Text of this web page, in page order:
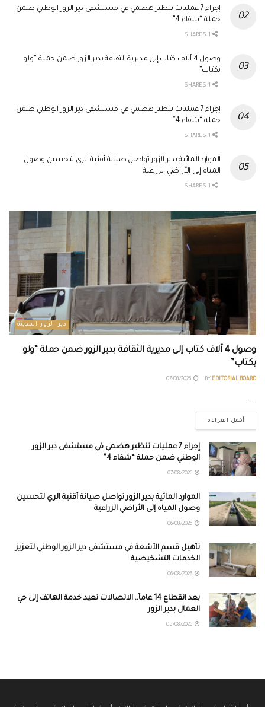
إجراء 7 عمليات تنظير هضمي في مستشفى دير الزور الوطني ضمن
حملة “شفاء 4”
وصول 4 آلاف كتاب إلى مديرية الثقافة بدير الزور ضمن حملة “ولو
بكتاب”
إجراء 7 عمليات تنظير هضمي في مستشفى دير الزور الوطني ضمن
حملة “شفاء 4”
الموارد المائية بدير الزور تواصل صيانة أقنية الري لتحسين وصول
المياه إلى الأراضي الزراعية
دير الزور المدينة
وصول 4 آلاف كتاب إلى مديرية الثقافة بدير الزور ضمن حملة “ولو
بكتاب”
BY EDITORIAL BOARD
...
أكمل القراءة
إجراء 7 عمليات تنظير هضمي في مستشفى دير الزور
الوطني ضمن حملة “شفاء 4”
الموارد المائية بدير الزور تواصل صيانة أقنية الري لتحسين
وصول المياه إلى الأراضي الزراعية
تأهيل قسم الأشعة في مستشفى دير الزور الوطني لتعزيز
الخدمات التشخيصية
بعد انقطاع 14 عاماً.. الاتصالات تعيد خدمة الهاتف إلى حي
العمال بدير الزور